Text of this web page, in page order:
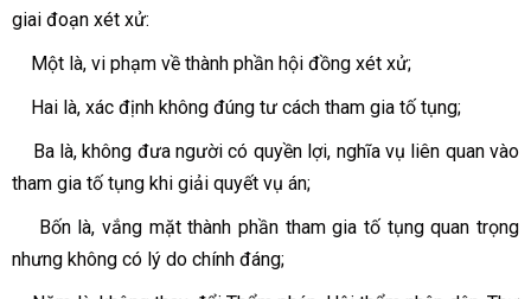
giai đoạn xét xử:
Một là, vi phạm về thành phần hội đồng xét xử;
Hai là, xác định không đúng tư cách tham gia tố tụng;
Ba là, không đưa người có quyền lợi, nghĩa vụ liên quan vào
tham gia tố tụng khi giải quyết vụ án;
Bốn là, vắng mặt thành phần tham gia tố tụng quan trọng
nhưng không có lý do chính đáng;